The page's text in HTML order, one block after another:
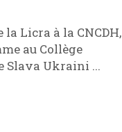
Licra à la CNCDH,
au Collège
Ukraini ...